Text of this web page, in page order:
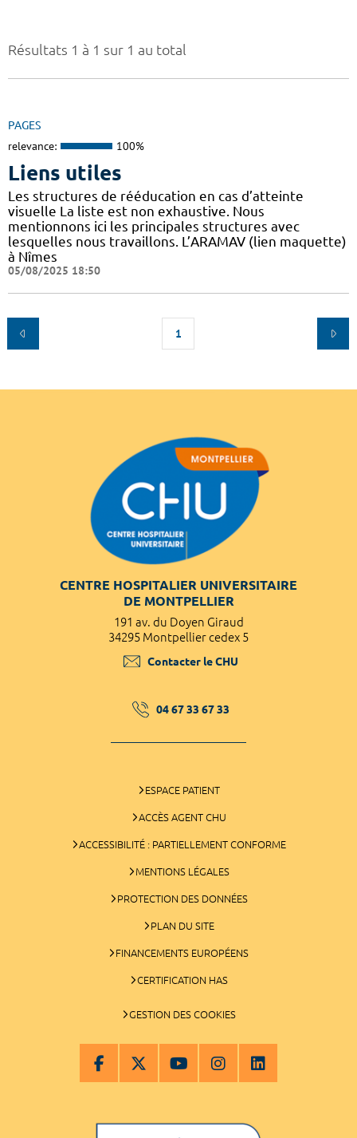
Résultats 1 à 1 sur 1 au total
PAGES
relevance: 100%
Liens utiles
Les structures de rééducation en cas d’atteinte
visuelle La liste est non exhaustive. Nous
mentionnons ici les principales structures avec
lesquelles nous travaillons. L’ARAMAV (lien maquette)
à Nîmes
05/08/2025 18:50
1
CENTRE HOSPITALIER UNIVERSITAIRE
DE MONTPELLIER
191 av. du Doyen Giraud
34295 Montpellier cedex 5
Contacter le CHU
04 67 33 67 33
ESPACE PATIENT
ACCÈS AGENT CHU
ACCESSIBILITÉ : PARTIELLEMENT CONFORME
MENTIONS LÉGALES
PROTECTION DES DONNÉES
PLAN DU SITE
FINANCEMENTS EUROPÉENS
CERTIFICATION HAS
GESTION DES COOKIES